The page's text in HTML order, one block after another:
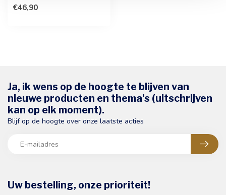
€46,90
Uw bestelling, onze prioriteit!
Ja, ik wens op de hoogte te blijven van
nieuwe producten en thema's (uitschrijven
kan op elk moment).
Blijf op de hoogte over onze laatste acties